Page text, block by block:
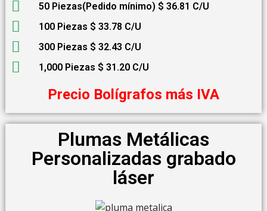
50 Piezas(Pedido mínimo) $ 36.81 C/U
100 Piezas $ 33.78 C/U
300 Piezas $ 32.43 C/U
1,000 Piezas $ 31.20 C/U
Precio Bolígrafos más IVA
Plumas Metálicas
Personalizadas grabado
láser